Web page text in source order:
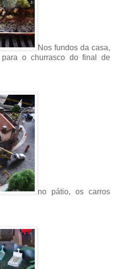
Nos fundos da casa,
o churrasco do final de
no pátio, os carros